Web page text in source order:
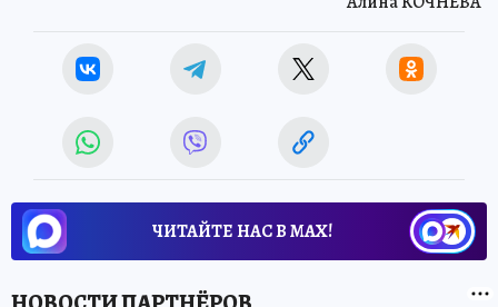
ЧИТАЙТЕ НАС В МАХ!